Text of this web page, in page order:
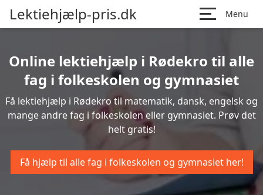
Lektiehjælp-pris.dk Menu
Online lektiehjælp i Rødekro til alle
fag i folkeskolen og gymnasiet
Få lektiehjælp i Rødekro til matematik, dansk, engelsk og
mange andre fag i folkeskolen eller gymnasiet. Prøv det
helt gratis!
Få hjælp til alle fag i folkeskolen og gymnasiet her!